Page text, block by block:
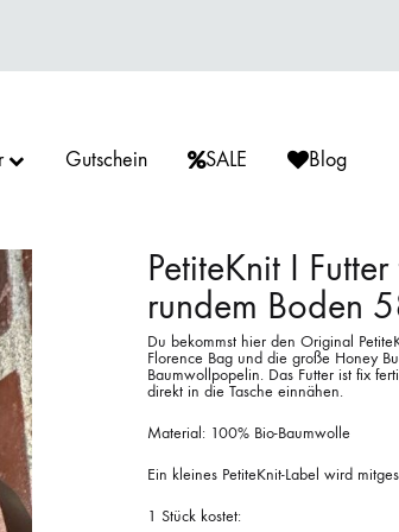
ÈRIU
FIBRES ISAGER
ISAGER
MUUD LIVING
ISAGER
LANA GROSSA
Gutschein SALE Blog
Strickkits
PetiteKnit I
rundem Boden
Du bekommst hier den Original
Florence Bag und die große Honey
Baumwollpopelin. Das Futter ist fix
direkt in die Tasche einnähen.
Material: 100% Bio-Baumwolle
Ein kleines PetiteKnit-Label wird
1 Stück kostet: